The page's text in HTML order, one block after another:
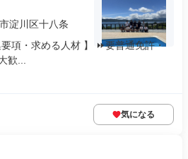
淀川区十八条
項・求める人材 】 ⏩要普通免許・
歓...
気になる